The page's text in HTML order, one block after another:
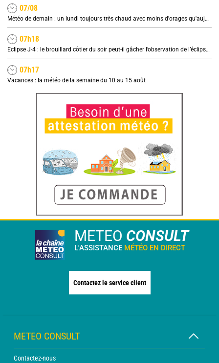
07/08
Météo de demain : un lundi toujours très chaud avec moins d'orages qu'aujourd'hui
07h18
Eclipse J-4 : le brouillard côtier du soir peut-il gâcher l’observation de l’éclipse à la plage ?
07h17
Vacances : la météo de la semaine du 10 au 15 août
METEO CONSULT
L'ASSISTANCE MÉTÉO EN DIRECT
Contactez le service client
METEO CONSULT
Contactez-nous